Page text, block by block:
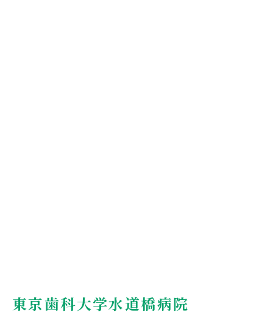
東京歯科大学水道橋病院